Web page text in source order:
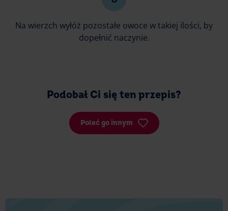
Na wierzch wyłóż pozostałe owoce w takiej ilości, by
dopełnić naczynie.
Podobał Ci się ten przepis?
Poleć go innym